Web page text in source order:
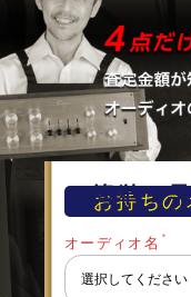
簡単！
お持ちの
オーディオ名 ＊